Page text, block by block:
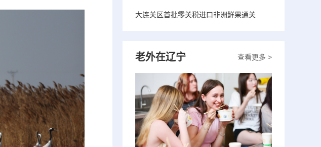
大连关区首批零关税进口非洲鲜果通关
查看更多 >
老外在辽宁